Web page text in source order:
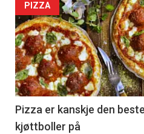
PIZZA
Pizza er kanskje den
kjøttboller på